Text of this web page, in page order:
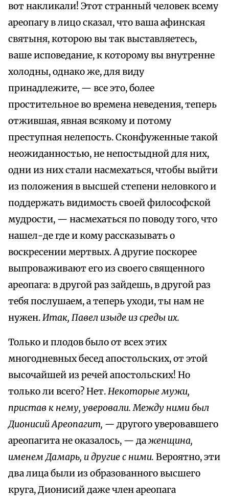
вот накликали! Этот странный человек всему
ареопагу в лицо сказал, что ваша афинская
святыня, которою вы так выставляетесь,
ваше исповедание, к которому вы внутренне
холодны, однако же, для виду
принадлежите, — все это, более
простительное во времена неведения, теперь
отжившая, явная всякому и потому
преступная нелепость. Сконфуженные такой
неожиданностью, не непостыдной для них,
одни из них стали насмехаться, чтобы выйти
из положения в высшей степени неловкого и
поддержать видимость своей философской
мудрости, — насмехаться по поводу того, что
нашел-де где и кому рассказывать о
воскресении мертвых. А другие поскорее
выпроваживают его из своего священного
ареопага: в другой раз зайдешь, в другой раз
тебя послушаем, а теперь уходи, ты нам не
нужен.Итак, Павел изыде из среды их.
Только и плодов было от всех этих
многодневных бесед апостольских, от этой
высочайшей из речей апостольских! Но
только ли всего? Нет.Некоторые мужи,
пристав к нему, уверовали. Между ними был
Дионисий Ареопагит, — другого уверовавшего
ареопагита не оказалось, — даженщина,
именем Дамарь, и другие с ними. Вероятно, эти
два лица были из образованного высшего
круга, Дионисий даже член ареопага